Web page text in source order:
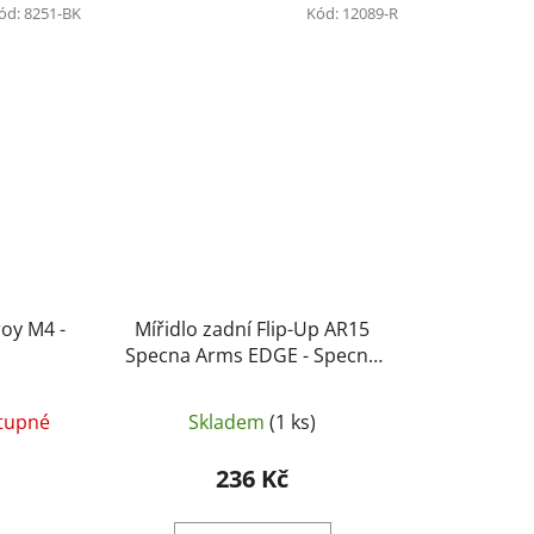
M4 -
8251-BK
Mířidlo zadní Flip-Up AR15
Specna Arms EDGE - Specna
Skladem(1 ks)
236 Kč
Kód: 12089-R